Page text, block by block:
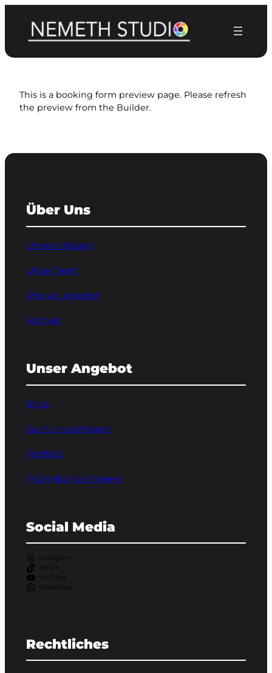
springen
This is a booking form preview page. Please refresh
the preview from the Builder.
Über Uns
Unsere Mission
Unser Team
Wie wir arbeiten
Kontakt
Unser Angebot
Shop
Buchungsanfragen
Portfolio
FAQ (Häufige Fragen)
Social Media
Instagram
TikTok
YouTube
WhatsApp
Rechtliches